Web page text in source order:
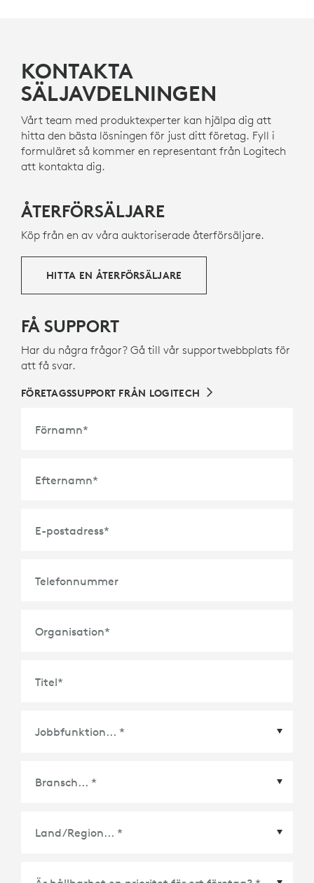
KONTAKTA
SÄLJAVDELNINGEN
Vårt team med produktexperter kan hjälpa dig att
hitta den bästa lösningen för just ditt företag. Fyll i
formuläret så kommer en representant från Logitech
att kontakta dig.
ÅTERFÖRSÄLJARE
Köp från en av våra auktoriserade återförsäljare.
HITTA EN ÅTERFÖRSÄLJARE
FÅ SUPPORT
Har du några frågor? Gå till vår supportwebbplats för
att få svar.
FÖRETAGSSUPPORT FRÅN LOGITECH
Förnamn*
Efternamn*
E-postadress*
Telefonnummer
Organisation*
Titel*
Land/Region